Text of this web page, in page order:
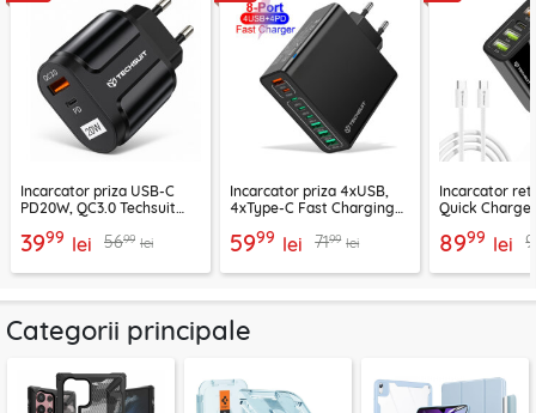
Incarcator priza USB-C
PD20W, QC3.0 Techsuit
CHPD038
3999 lei 5699 lei
Incarcator priza 4xUSB,
4xType-C Fast Charging
negru, CHPD224
5999 lei 7199 lei
Incarcator
Quick Charge
CHC2
8999 lei
Categorii principale